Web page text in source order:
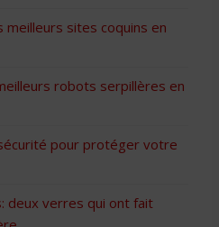
meilleurs sites coquins en
robots serpillères en
pour protéger votre
deux verres qui ont fait